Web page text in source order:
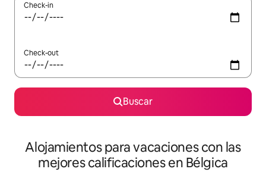
Check-in
Check-out
Buscar
Alojamientos para vacaciones con las
mejores calificaciones en Bélgica